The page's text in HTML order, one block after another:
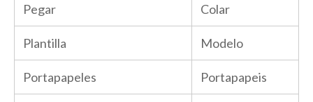
Pegar Colar
Plantilla Modelo
Portapapeles Portapapeis